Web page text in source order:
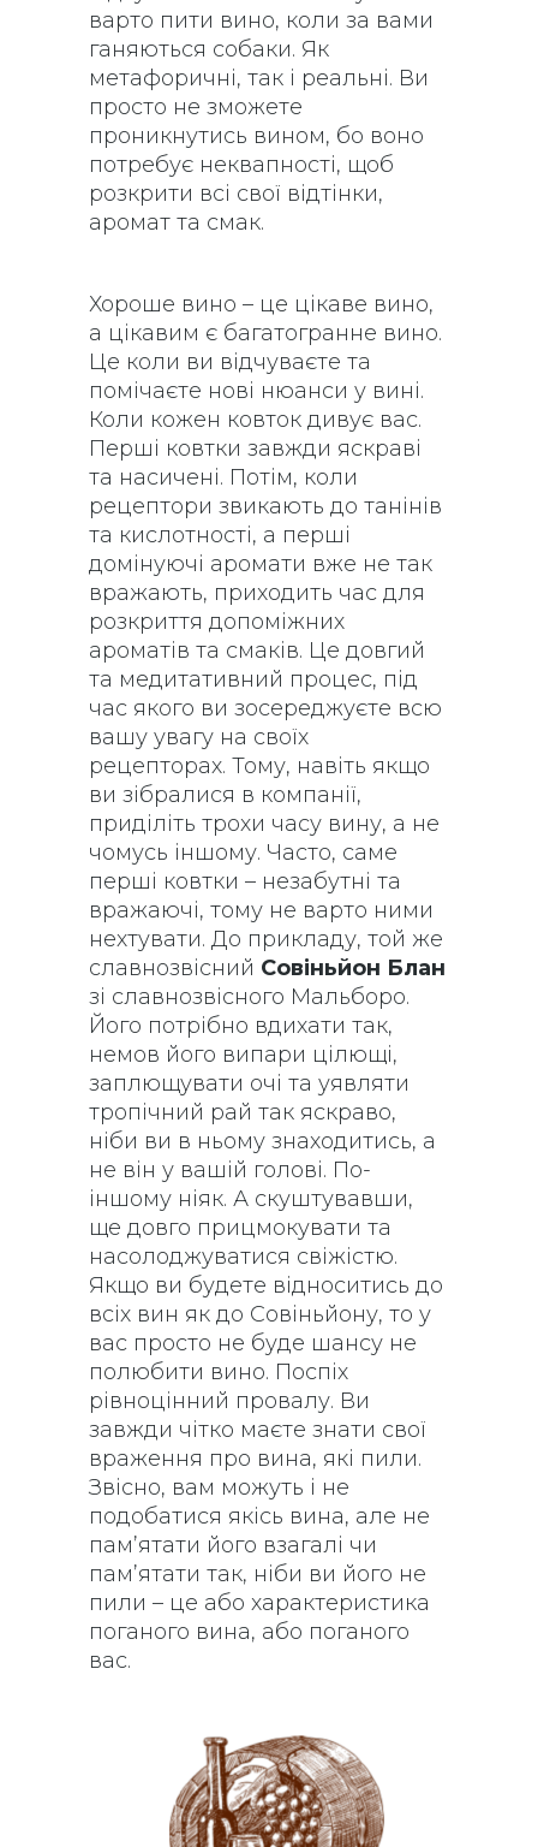
варто пити вино, коли за вами
ганяються собаки. Як
метафоричні, так і реальні. Ви
просто не зможете
проникнутись вином, бо воно
потребує неквапності, щоб
розкрити всі свої відтінки,
аромат та смак.
Хороше вино – це цікаве вино,
а цікавим є багатогранне вино.
Це коли ви відчуваєте та
помічаєте нові нюанси у вині.
Коли кожен ковток дивує вас.
Перші ковтки завжди яскраві
та насичені. Потім, коли
рецептори звикають до танінів
та кислотності, а перші
домінуючі аромати вже не так
вражають, приходить час для
розкриття допоміжних
ароматів та смаків. Це довгий
та медитативний процес, під
час якого ви зосереджуєте всю
вашу увагу на своїх
рецепторах. Тому, навіть якщо
ви зібралися в компанії,
приділіть трохи часу вину, а не
чомусь іншому. Часто, саме
перші ковтки – незабутні та
вражаючі, тому не варто ними
нехтувати. До прикладу, той же
славнозвісний Совіньйон Блан
зі славнозвісного Мальборо.
Його потрібно вдихати так,
немов його випари цілющі,
заплющувати очі та уявляти
тропічний рай так яскраво,
ніби ви в ньому знаходитись, а
не він у вашій голові. По-
іншому ніяк. А скуштувавши,
ще довго прицмокувати та
насолоджуватися свіжістю.
Якщо ви будете відноситись до
всіх вин як до Совіньйону, то у
вас просто не буде шансу не
полюбити вино. Поспіх
рівноцінний провалу. Ви
завжди чітко маєте знати свої
враження про вина, які пили.
Звісно, вам можуть і не
подобатися якісь вина, але не
пам’ятати його взагалі чи
пам’ятати так, ніби ви його не
пили – це або характеристика
поганого вина, або поганого
вас.